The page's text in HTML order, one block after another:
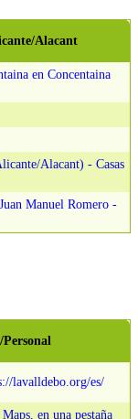
Alacant
en Concentaina
Alacant) - Casas
Manuel Romero -
lavalldebo.org/es/